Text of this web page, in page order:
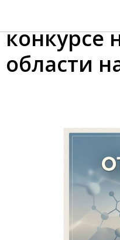
конкурсе
области